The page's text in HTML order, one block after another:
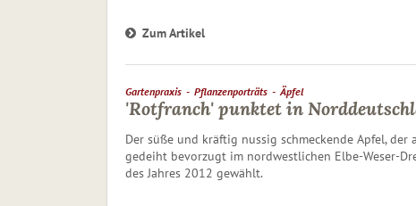
Zum Artikel
Gartenpraxis Pflanzenporträts Äpfel
'Rotfranch' punktet in
Der süße und kräftig nussig schmecken­de Apfel, der
gedeiht bevorzugt im nordwestlichen Elbe-Weser-
des Jahres 2012 gewählt.